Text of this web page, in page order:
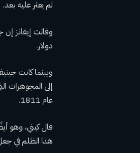
لم يعثر عليه بعد.
وقالت إيفانز
دولار.
وبينما كانت
عام 1811.
قال كيني، وهو
هذا الظلم في